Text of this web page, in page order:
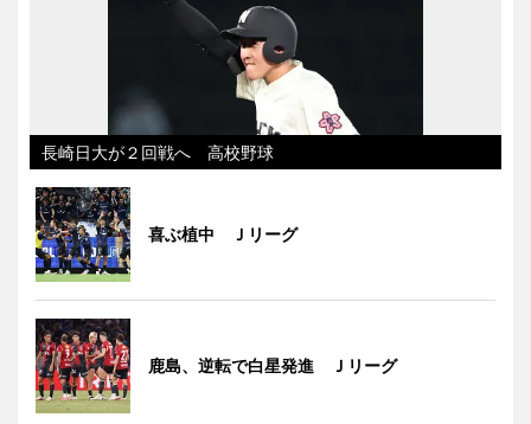
長崎日大が２回戦へ 高校野球
喜ぶ植中 Ｊリーグ
鹿島、逆転で白星発進 Ｊリーグ